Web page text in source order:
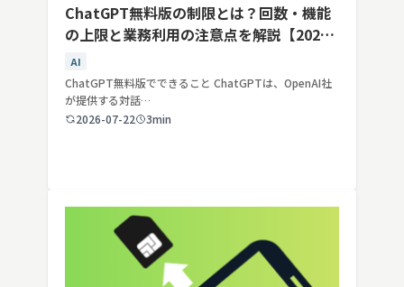
ChatGPT無料版の制限とは？回数・機能
の上限と業務利用の注意点を解説【2026
年最新】
AI
ChatGPT無料版でできること ChatGPTは、OpenAI社
が提供する対話…
2026-07-22
3min